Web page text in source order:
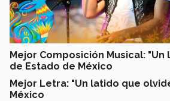
Mejor Composición Musical:
de Estado de México
Mejor Letra: "Un latido que
México